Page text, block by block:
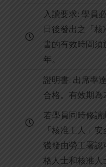
入讀要求: 學員
日後發出之「
書的有效時間須
年。
證明書: 出席率
合格。有效期為2
若學員同時修
「核准工人」
獲發由勞工署
格人士和核准人